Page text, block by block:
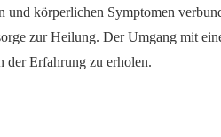
körperlichen Symptomen
zur Heilung. Der Umgang mit
der Erfahrung zu erholen.